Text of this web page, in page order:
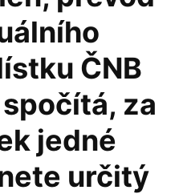
ČNB
za
jedné
určitý